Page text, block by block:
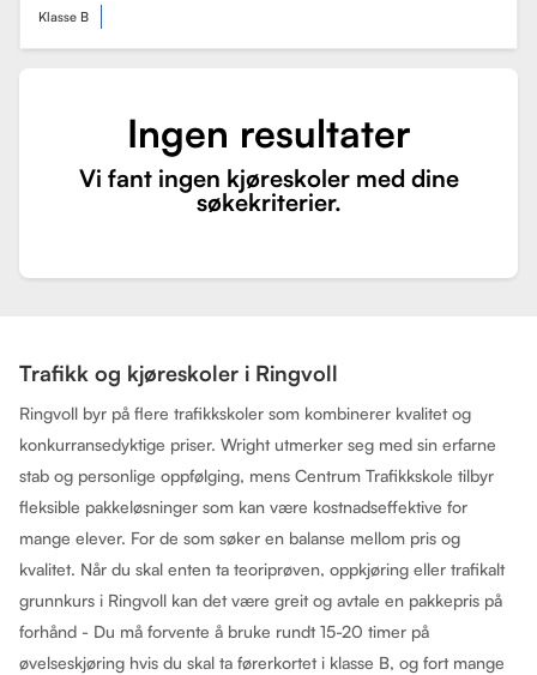
Klasse B
Ingen resultater
Vi fant ingen kjøreskoler med dine
søkekriterier.
Trafikk og kjøreskoler i Ringvoll
Ringvoll byr på flere trafikkskoler som kombinerer kvalitet og
konkurransedyktige priser. Wright utmerker seg med sin erfarne
stab og personlige oppfølging, mens Centrum Trafikkskole tilbyr
fleksible pakkeløsninger som kan være kostnadseffektive for
mange elever. For de som søker en balanse mellom pris og
kvalitet. Når du skal enten ta teoriprøven, oppkjøring eller trafikalt
grunnkurs i Ringvoll kan det være greit og avtale en pakkepris på
forhånd - Du må forvente å bruke rundt 15-20 timer på
øvelseskjøring hvis du skal ta førerkortet i klasse B, og fort mange